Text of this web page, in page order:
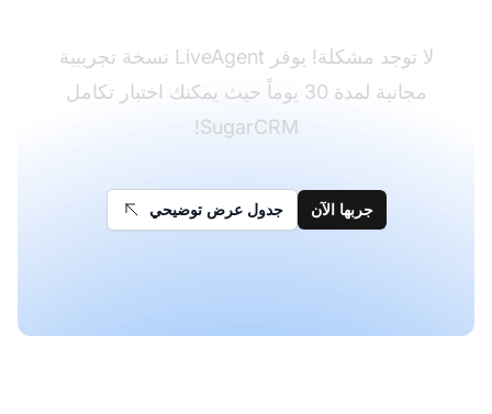
لا توجد مشكلة! يوفر LiveAgent نسخة تجريبية
مجانية لمدة 30 يوماً حيث يمكنك اختبار تكامل
SugarCRM!
جربها الآن جدول عرض توضيحي